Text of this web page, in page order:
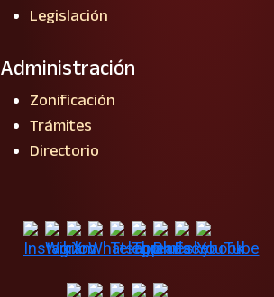
Legislación
Administración
Zonificación
Trámites
Directorio